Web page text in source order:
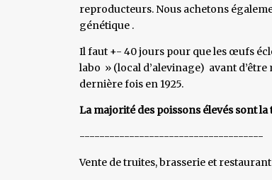
reproducteurs. Nous achetons
génétique .
Il faut +- 40 jours pour que les œufs
labo » (local d’alevinage) avant
dernière fois en 1925.
La majorité des poissons élevés sont
-------------------------------------
Vente de truites, brasserie et